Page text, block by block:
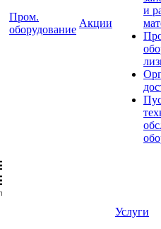
Пром.
оборудование
Акции
и
Услуги